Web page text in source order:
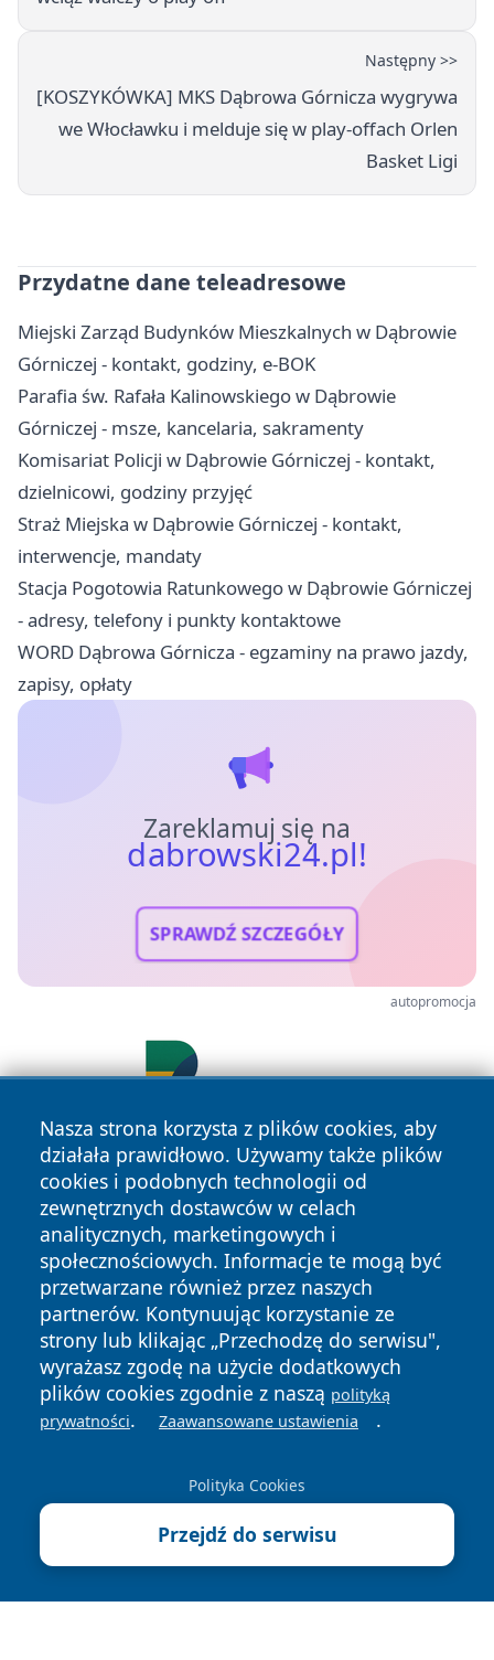
Następny >>
[KOSZYKÓWKA] MKS Dąbrowa Górnicza wygrywa
we Włocławku i melduje się w play-offach Orlen
Basket Ligi
Przydatne dane teleadresowe
Miejski Zarząd Budynków Mieszkalnych w Dąbrowie
Górniczej - kontakt, godziny, e-BOK
Parafia św. Rafała Kalinowskiego w Dąbrowie
Górniczej - msze, kancelaria, sakramenty
Komisariat Policji w Dąbrowie Górniczej - kontakt,
dzielnicowi, godziny przyjęć
Straż Miejska w Dąbrowie Górniczej - kontakt,
interwencje, mandaty
Stacja Pogotowia Ratunkowego w Dąbrowie Górniczej
- adresy, telefony i punkty kontaktowe
WORD Dąbrowa Górnicza - egzaminy na prawo jazdy,
zapisy, opłaty
Zareklamuj się na
dabrowski24.pl!
SPRAWDŹ SZCZEGÓŁY
autopromocja
Nasza strona korzysta z plików cookies, aby
działała prawidłowo. Używamy także plików
cookies i podobnych technologii od
zewnętrznych dostawców w celach
analitycznych, marketingowych i
społecznościowych. Informacje te mogą być
przetwarzane również przez naszych
partnerów. Kontynuując korzystanie ze
strony lub klikając „Przechodzę do serwisu",
wyrażasz zgodę na użycie dodatkowych
plików cookies zgodnie z naszą polityką
prywatności. Zaawansowane ustawienia .
Polityka Cookies
Przejdź do serwisu
Copyright © 2026 dabrowski24.pl Wszystkie prawa
zastrzeżone.
News Autorzy
Polityka
Prywatności
Polityka
Cookies